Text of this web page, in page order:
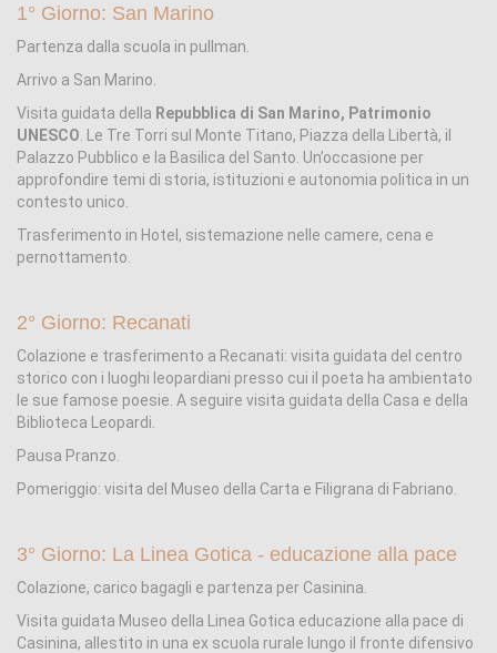
1° Giorno: San Marino
Partenza dalla scuola in pullman.
Arrivo a San Marino.
Visita guidata della Repubblica di San Marino, Patrimonio
UNESCO . Le Tre Torri sul Monte Titano, Piazza della Libertà, il
Palazzo Pubblico e la Basilica del Santo. Un’occasione per
approfondire temi di storia, istituzioni e autonomia politica in un
contesto unico.
Trasferimento in Hotel, sistemazione nelle camere, cena e
pernottamento.
2° Giorno: Recanati
Colazione e trasferimento a Recanati: visita guidata del centro
storico con i luoghi leopardiani presso cui il poeta ha ambientato
le sue famose poesie. A seguire visita guidata della Casa e della
Biblioteca Leopardi.
Pausa Pranzo.
Pomeriggio: visita del Museo della Carta e Filigrana di Fabriano.
3° Giorno: La Linea Gotica - educazione alla pace
Colazione, carico bagagli e partenza per Casinina.
Visita guidata Museo della Linea Gotica educazione alla pace di
Casinina, allestito in una ex scuola rurale lungo il fronte difensivo